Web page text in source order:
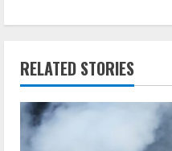
u
e
RELATED STORIES